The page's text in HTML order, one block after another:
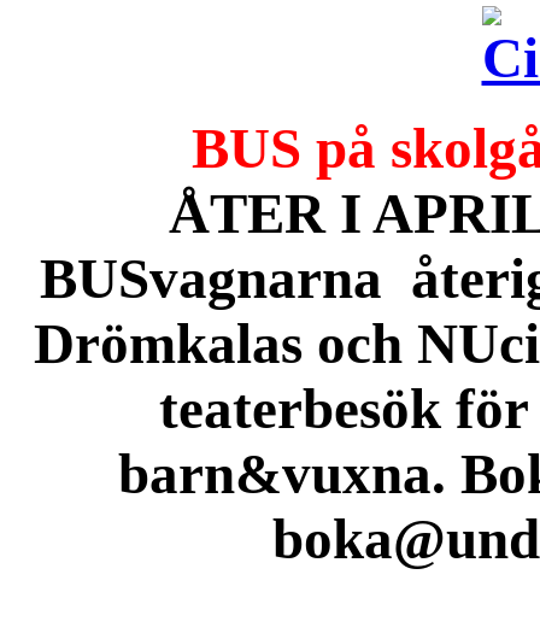
BUS på
ÅTER I
BUSvagnarna
Drömkalas och
teaterbesök
barn&vuxna.